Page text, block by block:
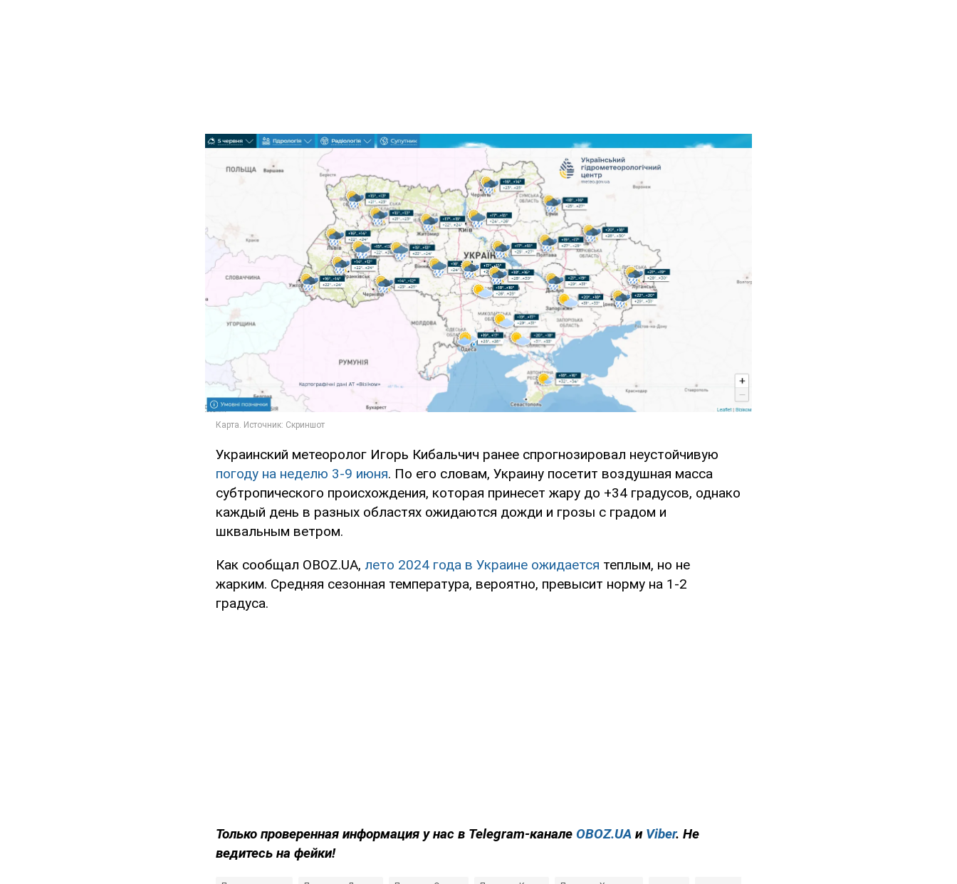
Украинский метеоролог Игорь Кибальчич ранее спрогнозировал неустойчивую
погоду на неделю 3-9 июня. По его словам, Украину посетит воздушная масса
субтропического происхождения, которая принесет жару до +34 градусов, однако
каждый день в разных областях ожидаются дожди и грозы с градом и
шквальным ветром.
Как сообщал OBOZ.UA, лето 2024 года в Украине ожидается теплым, но не
жарким. Средняя сезонная температура, вероятно, превысит норму на 1-2
градуса.
Только проверенная информация у нас в Telegram-канале OBOZ.UA и Viber. Не
ведитесь на фейки!